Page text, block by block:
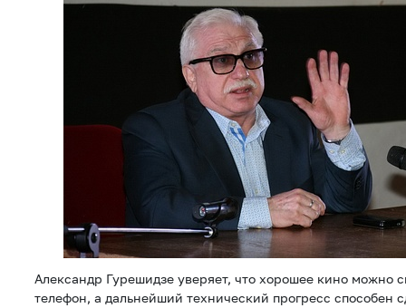
Александр Гурешидзе уверяет, что хорошее кино можно
телефон, а дальнейший технический прогресс способен